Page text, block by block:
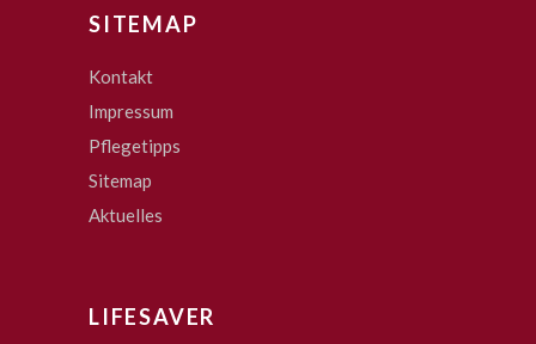
SITEMAP
Kontakt
Impressum
Pflegetipps
Sitemap
Aktuelles
LIFESAVER